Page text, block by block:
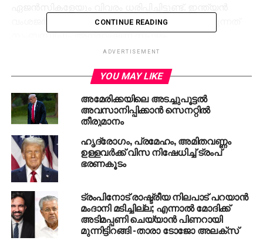
വംശജര്‍ക്കുനേരെ നിരന്തരം ആക്രമണമുണ്ടാകുന്നത്
സംബന്ധിച്ചും അന്വേഷണ സംഘം
പരിശോധിക്കുമെന്ന് പൊലീസ് കമാന്‍ഡര്‍ ജെറോഡ്
സംഭവം സംബന്ധിച്ച് പ്രാദേശിക കേന്ദ്രങ്ങളുമായി
ബന്ധപ്പെട്ട് വിവരങ്ങള്‍ ശേഖരിച്ചു വരികയാണെന്ന്
സാന്‍ഫ്രാന്‍സിസ്‌കോയിലെ ഇന്ത്യന്‍ കോണ്‍സുലേറ്റ്
വൃത്തങ്ങള്‍ പറഞ്ഞു. യു.എസ് ജനപ്രതിനിധി
സഭയിലെ ഇന്ത്യന്‍ വംശജയായ പ്രമീള ജെയ്പാലിന്റെ
മണ്ഡലമായ സീറ്റിലില്‍നിന്ന് 30 കിലോമീറ്റര്‍ മാത്രം
അകലെയാണ് വെടിവെപ്പുണ്ടായ കെന്റ്. സിഖ്
സമൂഹത്തിന്റെ രക്ഷക്കായി ആയിരക്കണക്കിന് പേരുടെ
പ്രാര്‍ത്ഥനയുണ്ടെന്നും ഹീനമായ ഈ
കുറ്റകൃത്യത്തെക്കുറിച്ച് വിശദമായ അന്വേഷണം
വേണമെന്നും പ്രമീള ജെയ്പാല്‍ ട്വീറ്റ് ചെയ്തു.
CONTINUE READING
ADVERTISEMENT
YOU MAY LIKE
അമേരിക്കയിലെ അടച്ചുപൂട്ടല്‍
അവസാനിപ്പിക്കാന്‍ സെനറ്റില്‍
തീരുമാനം
ഹൃദ്രോഗം, പ്രമേഹം, അമിതവണ്ണം
ഉള്ളവര്‍ക്ക് വിസ നിഷേധിച്ച് ട്രംപ്
ഭരണകൂടം
ട്രംപിനോട് രാഷ്ട്രീയ നിലപാട് പറയാന്‍
മംദാനി മടിച്ചില്ല; എന്നാല്‍ മോദിക്ക്
അടിമപ്പണി ചെയ്യാന്‍ പിണറായി
മുന്നിട്ടിറങ്ങി -താരാ ടോജോ അലക്‌സ്